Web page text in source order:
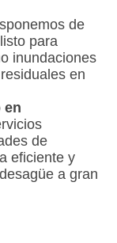
de
para
inundaciones
en
en
de
eficiente y
a gran